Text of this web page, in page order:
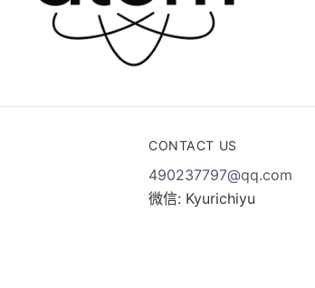
CONTACT US
490237797@qq.com
微信: Kyurichiyu